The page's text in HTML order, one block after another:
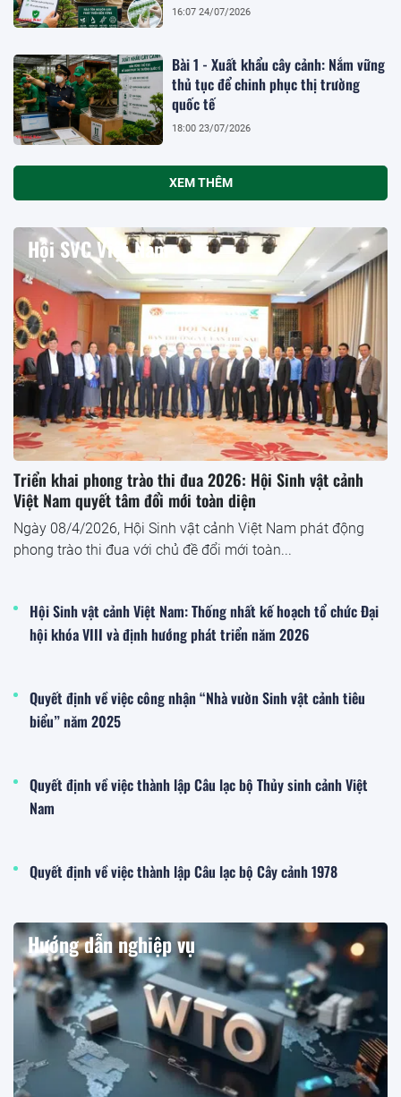
16:07 24/07/2026
Bài 1 - Xuất khẩu cây cảnh: Nắm vững
thủ tục để chinh phục thị trường
quốc tế
18:00 23/07/2026
XEM THÊM
Hội SVC Việt Nam
Triển khai phong trào thi đua 2026: Hội Sinh vật cảnh
Việt Nam quyết tâm đổi mới toàn diện
Ngày 08/4/2026, Hội Sinh vật cảnh Việt Nam phát động
phong trào thi đua với chủ đề đổi mới toàn...
Hội Sinh vật cảnh Việt Nam: Thống nhất kế hoạch tổ chức Đại
hội khóa VIII và định hướng phát triển năm 2026
Quyết định về việc công nhận “Nhà vườn Sinh vật cảnh tiêu
biểu” năm 2025
Quyết định về việc thành lập Câu lạc bộ Thủy sinh cảnh Việt
Nam
Quyết định về việc thành lập Câu lạc bộ Cây cảnh 1978
Hướng dẫn nghiệp vụ